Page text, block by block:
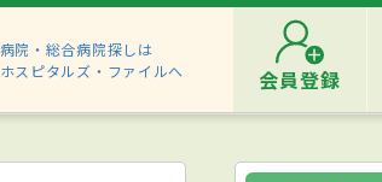
病院・総合病院探しは
ホスピタルズ・ファイルへ
会員登録